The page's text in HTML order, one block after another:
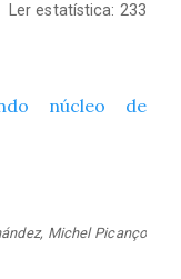
Ler estatística: 233
núcleo de
Michel Picanço